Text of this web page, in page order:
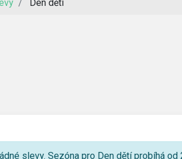
Den dětí
slevy. Sezóna pro Den dětí probíhá od